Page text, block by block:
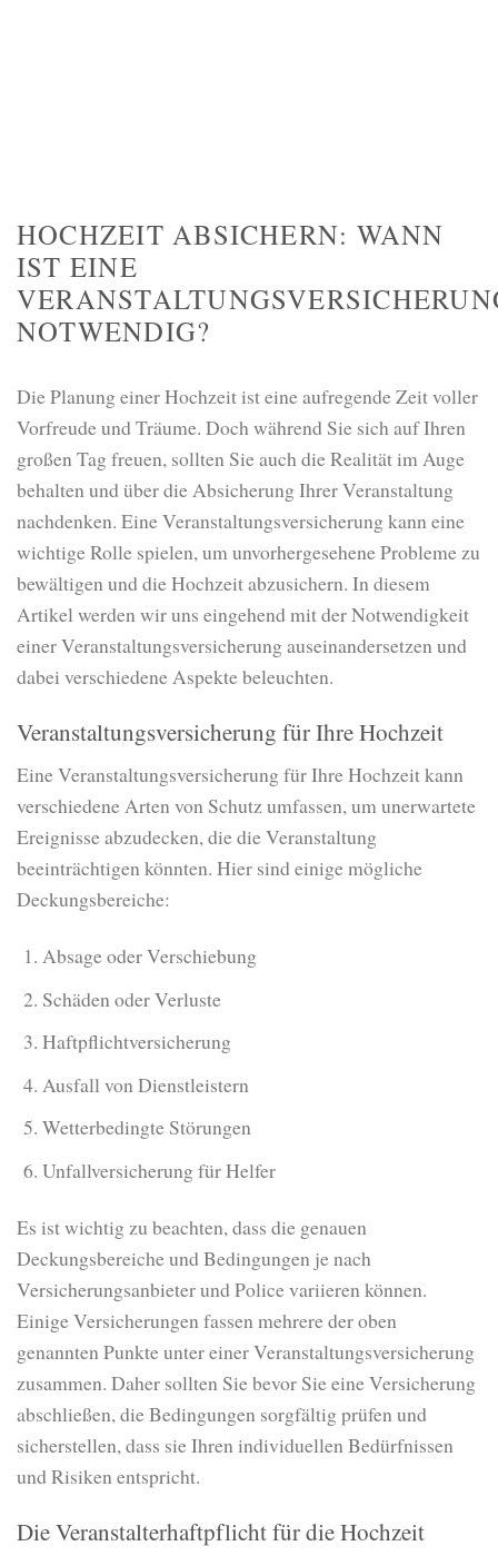
HOCHZEIT ABSICHERN: WANN
IST EINE
NOTWENDIG?
Die Planung einer Hochzeit ist eine aufregende Zeit voller
Vorfreude und Träume. Doch während Sie sich auf Ihren
großen Tag freuen, sollten Sie auch die Realität im Auge
behalten und über die Absicherung Ihrer Veranstaltung
nachdenken. Eine Veranstaltungsversicherung kann eine
wichtige Rolle spielen, um unvorhergesehene Probleme zu
bewältigen und die Hochzeit abzusichern. In diesem
Artikel werden wir uns eingehend mit der Notwendigkeit
einer Veranstaltungsversicherung auseinandersetzen und
dabei verschiedene Aspekte beleuchten.
Veranstaltungsversicherung für Ihre Hochzeit
Eine Veranstaltungsversicherung für Ihre Hochzeit kann
verschiedene Arten von Schutz umfassen, um unerwartete
Ereignisse abzudecken, die die Veranstaltung
beeinträchtigen könnten. Hier sind einige mögliche
Deckungsbereiche:
Absage oder Verschiebung
Schäden oder Verluste
Haftpflichtversicherung
Ausfall von Dienstleistern
Wetterbedingte Störungen
Unfallversicherung für Helfer
Es ist wichtig zu beachten, dass die genauen
Deckungsbereiche und Bedingungen je nach
Versicherungsanbieter und Police variieren können.
Einige Versicherungen fassen mehrere der oben
genannten Punkte unter einer Veranstaltungsversicherung
zusammen. Daher sollten Sie bevor Sie eine Versicherung
abschließen, die Bedingungen sorgfältig prüfen und
sicherstellen, dass sie Ihren individuellen Bedürfnissen
und Risiken entspricht.
Die Veranstalterhaftpflicht für die Hochzeit